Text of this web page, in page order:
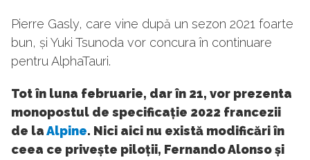
Pierre Gasly, care vine după un sezon 2021 foarte
bun, și Yuki Tsunoda vor concura în continuare
pentru AlphaTauri.
Tot în luna februarie, dar în 21, vor prezenta
monopostul de specificație 2022 francezii
de laAlpine. Nici aici nu există modificări în
ceea ce privește piloții, Fernando Alonso și